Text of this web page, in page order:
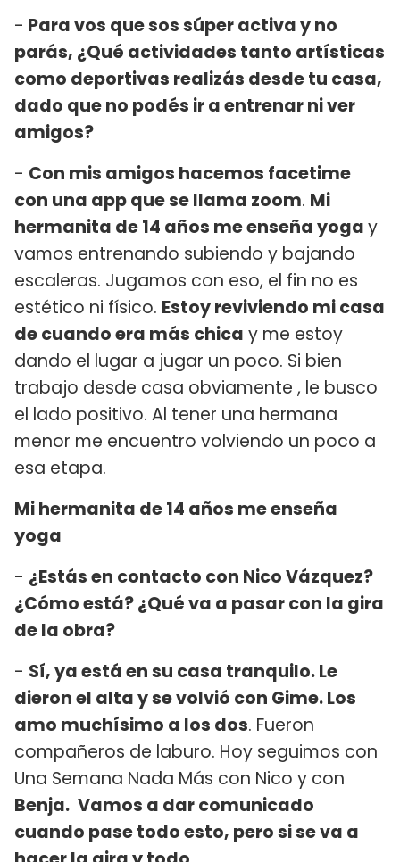
- Para vos que sos súper activa y no
parás, ¿Qué actividades tanto artísticas
como deportivas realizás desde tu casa,
dado que no podés ir a entrenar ni ver
amigos?
- Con mis amigos hacemos facetime
con una app que se llama zoom. Mi
hermanita de 14 años me enseña yogay
vamos entrenando subiendo y bajando
escaleras. Jugamos con eso, el fin no es
estético ni físico. Estoy reviviendo mi casa
de cuando era más chica y me estoy
dando el lugar a jugar un poco. Si bien
trabajo desde casa obviamente , le busco
el lado positivo. Al tener una hermana
menor me encuentro volviendo un poco a
esa etapa.
Mi hermanita de 14 años me enseña
yoga
- ¿Estás en contacto con Nico Vázquez?
¿Cómo está? ¿Qué va a pasar con la gira
de la obra?
- Sí, ya está en su casa tranquilo. Le
dieron el alta y se volvió con Gime. Los
amo muchísimo a los dos. Fueron
compañeros de laburo. Hoy seguimos con
Una Semana Nada Más con Nico y con
Benja. Vamos a dar comunicado
cuando pase todo esto, pero si se va a